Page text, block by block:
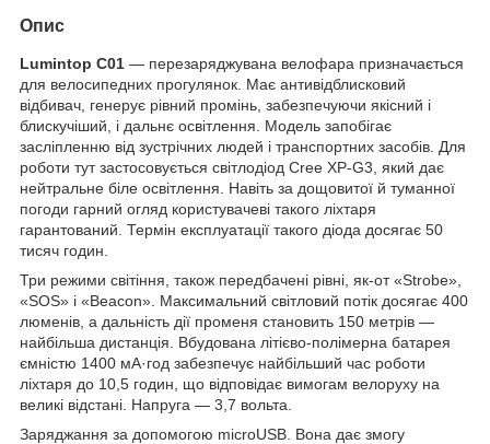
Опис
Lumintop C01 — перезаряджувана велофара призначається
для велосипедних прогулянок. Має антивідблисковий
відбивач, генерує рівний промінь, забезпечуючи якісний і
блискучіший, і дальнє освітлення. Модель запобігає
засліпленню від зустрічних людей і транспортних засобів. Для
роботи тут застосовується світлодіод Cree XP-G3, який дає
нейтральне біле освітлення. Навіть за дощовитої й туманної
погоди гарний огляд користувачеві такого ліхтаря
гарантований. Термін експлуатації такого діода досягає 50
тисяч годин.
Три режими світіння, також передбачені рівні, як-от «Strobe»,
«SOS» і «Beacon». Максимальний світловий потік досягає 400
люменів, а дальність дії променя становить 150 метрів —
найбільша дистанція. Вбудована літієво-полімерна батарея
ємністю 1400 мА·год забезпечує найбільший час роботи
ліхтаря до 10,5 годин, що відповідає вимогам велоруху на
великі відстані. Напруга — 3,7 вольта.
Заряджання за допомогою microUSB. Вона дає змогу